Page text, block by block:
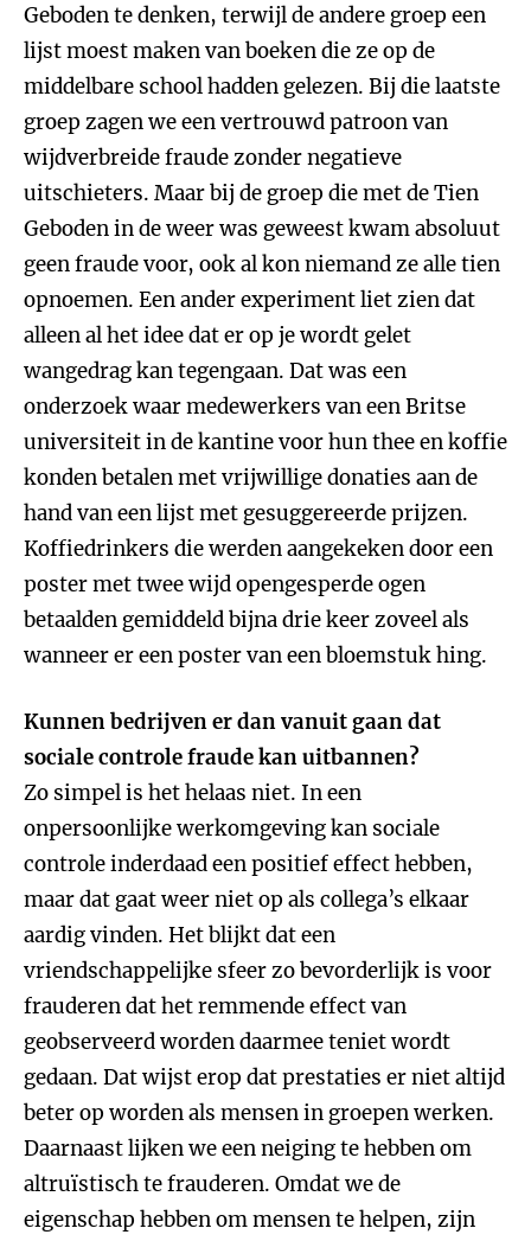
Geboden te denken, terwijl de andere groep een
lijst moest maken van boeken die ze op de
middelbare school hadden gelezen. Bij die laatste
groep zagen we een vertrouwd patroon van
wijdverbreide fraude zonder negatieve
uitschieters. Maar bij de groep die met de Tien
Geboden in de weer was geweest kwam absoluut
geen fraude voor, ook al kon niemand ze alle tien
opnoemen. Een ander experiment liet zien dat
alleen al het idee dat er op je wordt gelet
wangedrag kan tegengaan. Dat was een
onderzoek waar medewerkers van een Britse
universiteit in de kantine voor hun thee en koffie
konden betalen met vrijwillige donaties aan de
hand van een lijst met gesuggereerde prijzen.
Koffiedrinkers die werden aangekeken door een
poster met twee wijd opengesperde ogen
betaalden gemiddeld bijna drie keer zoveel als
wanneer er een poster van een bloemstuk hing.
Kunnen bedrijven er dan vanuit gaan dat
sociale controle fraude kan uitbannen?
Zo simpel is het helaas niet. In een
onpersoonlijke werkomgeving kan sociale
controle inderdaad een positief effect hebben,
maar dat gaat weer niet op als collega’s elkaar
aardig vinden. Het blijkt dat een
vriendschappelijke sfeer zo bevorderlijk is voor
frauderen dat het remmende effect van
geobserveerd worden daarmee teniet wordt
gedaan. Dat wijst erop dat prestaties er niet altijd
beter op worden als mensen in groepen werken.
Daarnaast lijken we een neiging te hebben om
altruïstisch te frauderen. Omdat we de
eigenschap hebben om mensen te helpen, zijn